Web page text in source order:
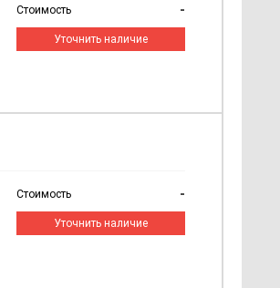
Стоимость -
Уточнить наличие
Стоимость -
Уточнить наличие